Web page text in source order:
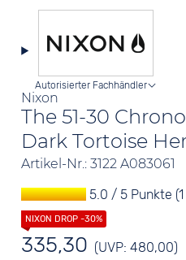
Nixon
The 51-30
Dark Tortoise
Artikel-Nr.: 3122 A083061
Autorisierter Fachhändler
5.0 / 5 Punkte
335,30 (UVP: 480,00)